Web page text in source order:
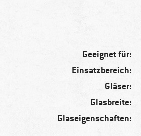
Geeignet für:
Einsatzbereich:
Gläser:
Glasbreite:
Glaseigenschaften: